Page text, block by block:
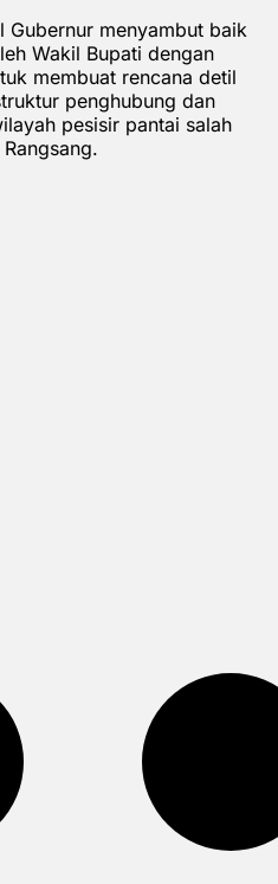
Gubernur menyambut baik
Wakil Bupati dengan
membuat rencana detil
penghubung dan
pesisir pantai salah